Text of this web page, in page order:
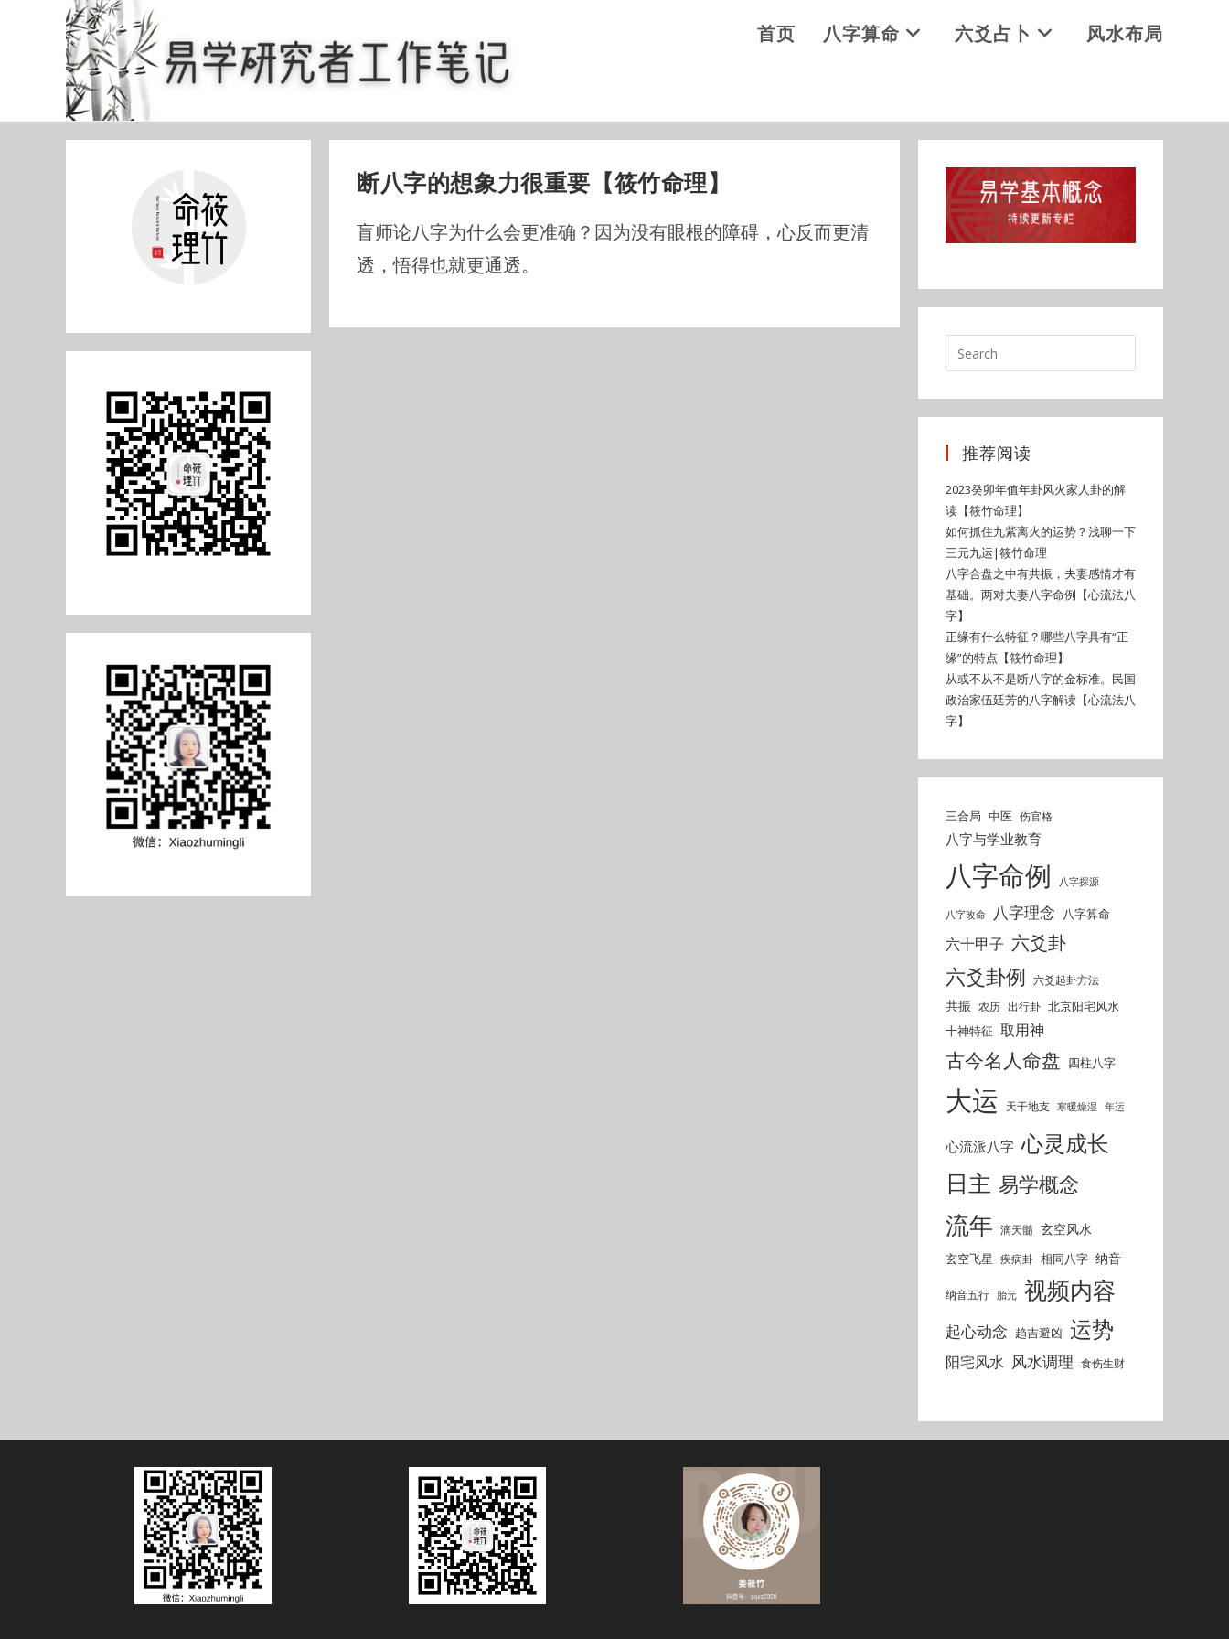
首页 八字算命 六爻占卜 风水布局
断八字的想象力很重要【筱竹命理】
盲师论八字为什么会更准确？因为没有眼根的障碍，心反而更清
透，悟得也就更通透。
推荐阅读
2023癸卯年值年卦风火家人卦的解
读【筱竹命理】
如何抓住九紫离火的运势？浅聊一下
三元九运|筱竹命理
八字合盘之中有共振，夫妻感情才有
基础。两对夫妻八字命例【心流法八
字】
正缘有什么特征？哪些八字具有“正
缘”的特点【筱竹命理】
从或不从不是断八字的金标准。民国
政治家伍廷芳的八字解读【心流法八
字】
三合局 中医 伤官格
八字与学业教育
八字命例 八字探源
八字改命 八字理念 八字算命
六十甲子 六爻卦
六爻卦例 六爻起卦方法
共振 农历 出行卦 北京阳宅风水
十神特征 取用神
古今名人命盘 四柱八字
大运 天干地支 寒暖燥湿 年运
心流派八字 心灵成长
日主 易学概念
流年 滴天髓 玄空风水
玄空飞星 疾病卦 相同八字 纳音
纳音五行 胎元 视频内容
起心动念 趋吉避凶 运势
阳宅风水 风水调理 食伤生财